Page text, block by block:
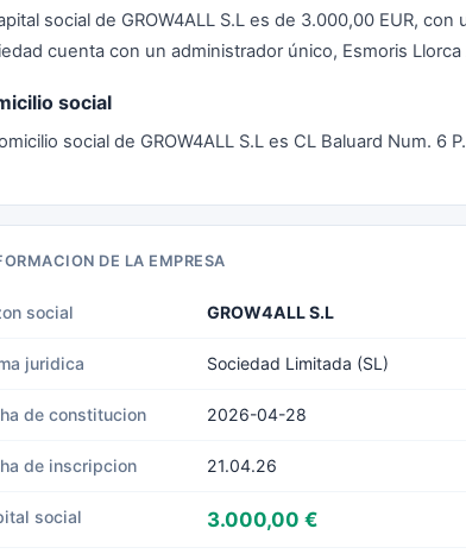
social de GROW4ALL S.L es de 3.000,00 EUR,
cuenta con un administrador único, Esmoris
social
social de GROW4ALL S.L es CL Baluard Num. 6
DE LA EMPRESA
social GROW4ALL S.L
juridica Sociedad Limitada (SL)
de constitucion 2026-04-28
de inscripcion 21.04.26
social 3.000,00 €